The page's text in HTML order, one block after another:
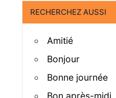
RECHERCHEZ AUSSI
Amitié
Bonjour
Bonne journée
Bon après-midi